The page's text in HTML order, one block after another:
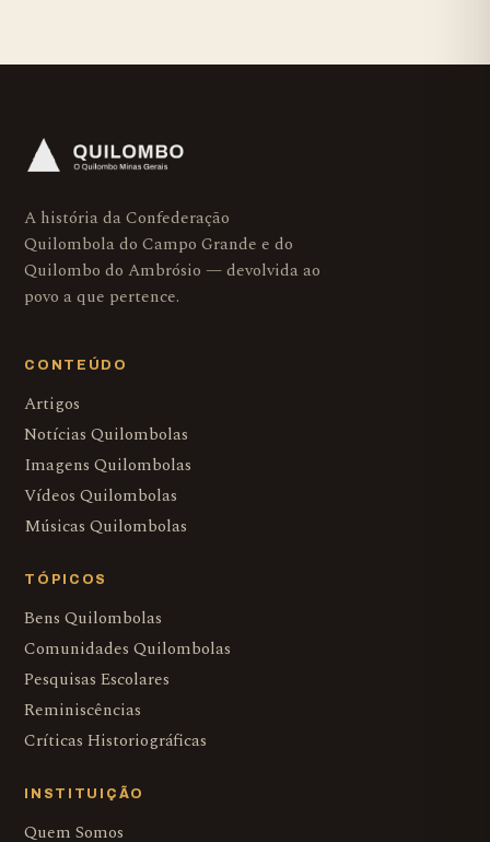
A história da Confederação
Quilombola do Campo Grande e do
Quilombo do Ambrósio — devolvida ao
povo a que pertence.
CONTEÚDO
Artigos
Notícias Quilombolas
Imagens Quilombolas
Vídeos Quilombolas
Músicas Quilombolas
TÓPICOS
Bens Quilombolas
Comunidades Quilombolas
Pesquisas Escolares
Reminiscências
Críticas Historiográficas
INSTITUIÇÃO
Quem Somos